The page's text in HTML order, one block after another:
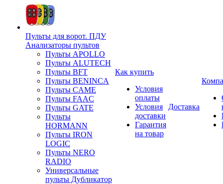
Пульты для ворот. ПДУ
Анализаторы пультов
Пульты APOLLO
Пульты ALUTECH
Пульты BFT
Пульты BENINCA
Пульты CAME
Пульты FAAC
Пульты GATE
Пульты
HORMANN
Пульты IRON
LOGIC
Пульты NERO
RADIO
Универсальные
пульты Дубликатор
Как купить
Условия
оплаты
Условия
доставки
Гарантия
на товар
Доставка